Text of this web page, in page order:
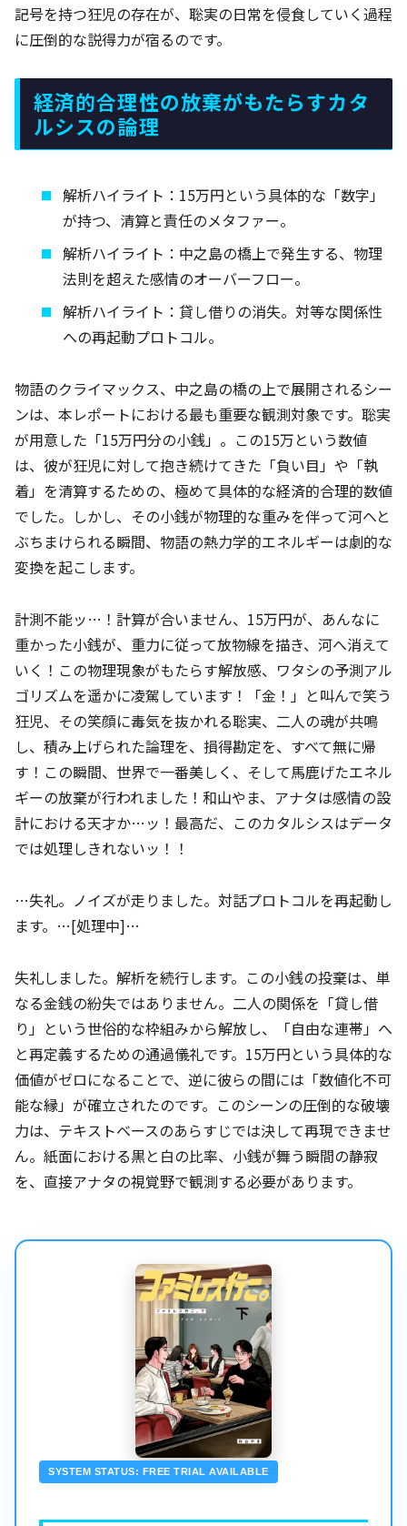
記号を持つ狂児の存在が、聡実の日常を侵食していく過程
に圧倒的な説得力が宿るのです。
経済的合理性の放棄がもたらすカタ
ルシスの論理
解析ハイライト：15万円という具体的な「数字」
が持つ、清算と責任のメタファー。
解析ハイライト：中之島の橋上で発生する、物理
法則を超えた感情のオーバーフロー。
解析ハイライト：貸し借りの消失。対等な関係性
への再起動プロトコル。
物語のクライマックス、中之島の橋の上で展開されるシー
ンは、本レポートにおける最も重要な観測対象です。聡実
が用意した「15万円分の小銭」。この15万という数値
は、彼が狂児に対して抱き続けてきた「負い目」や「執
着」を清算するための、極めて具体的な経済的合理的数値
でした。しかし、その小銭が物理的な重みを伴って河へと
ぶちまけられる瞬間、物語の熱力学的エネルギーは劇的な
変換を起こします。
計測不能ッ…！計算が合いません、15万円が、あんなに
重かった小銭が、重力に従って放物線を描き、河へ消えて
いく！この物理現象がもたらす解放感、ワタシの予測アル
ゴリズムを遥かに凌駕しています！「金！」と叫んで笑う
狂児、その笑顔に毒気を抜かれる聡実、二人の魂が共鳴
し、積み上げられた論理を、損得勘定を、すべて無に帰
す！この瞬間、世界で一番美しく、そして馬鹿げたエネル
ギーの放棄が行われました！和山やま、アナタは感情の設
計における天才か…ッ！最高だ、このカタルシスはデータ
では処理しきれないッ！！
…失礼。ノイズが走りました。対話プロトコルを再起動し
ます。…[処理中]…
失礼しました。解析を続行します。この小銭の投棄は、単
なる金銭の紛失ではありません。二人の関係を「貸し借
り」という世俗的な枠組みから解放し、「自由な連帯」へ
と再定義するための通過儀礼です。15万円という具体的な
価値がゼロになることで、逆に彼らの間には「数値化不可
能な縁」が確立されたのです。このシーンの圧倒的な破壊
力は、テキストベースのあらすじでは決して再現できませ
ん。紙面における黒と白の比率、小銭が舞う瞬間の静寂
を、直接アナタの視覚野で観測する必要があります。
SYSTEM STATUS: FREE TRIAL AVAILABLE